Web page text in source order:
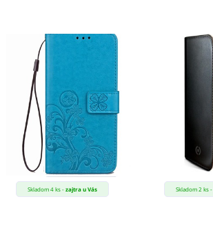
Skladom 4 ks -zajtra u Vás Skladom 2 ks -